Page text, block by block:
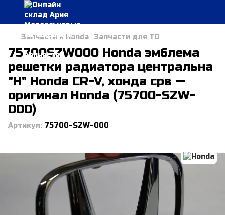
Запчасти к Honda Запчасти для ТО
75700SZW000 Honda эмблема
решетки радиатора центральна
"Н" Honda CR-V, хонда срв —
оригинал Honda (75700-SZW-
000)
Артикул: 75700-SZW-000